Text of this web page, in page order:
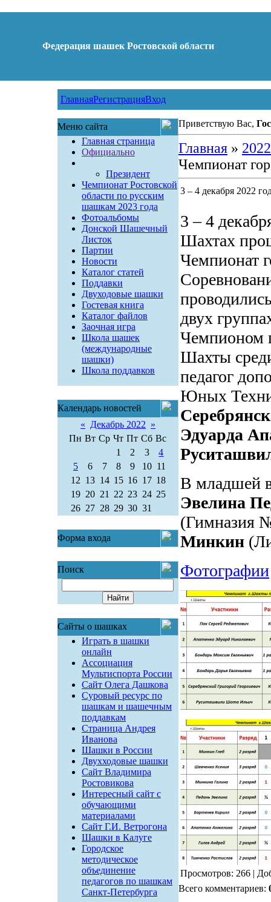
Федерация шашек Ростовской области
ГлавнаяРегистрацияВход
Меню сайта
Главная страница
Официально
Президент
Чемпионат Ростовской
области по русским
шашкам 2023 года
Фотоальбомы
Донской Шашечный
Листок
Партии
Новости
Каталог статей
Поддавки
Двуходовые шашки
Гостевая книга
Каталог файлов
Заочная игра
Школа шашек
(международные
шашки)
Школа поддавков
Календарь новостей
« Декабрь 2022 »
Пн Вт Ср Чт Пт Сб Вс
1
2 3
4
5
6 7 8 9 10 11
12 13 14 15 16 17 18
19 20 21 22 23 24 25
26 27 28 29 30 31
Форма входа
Поиск
Сайты о шашках
Играть в шашки
онлайн
Ассоциация
Мультиспорта России
Сайт Олега Дашкова
Суровый ресурс по
шашкам и шашечным
поддавкам
Страница Андрея
Иванова
Шашки в России
Двухходовые шашки
Сайт Владимира
Ростовикова
Интересный сайт с
обучающими
материалами
Сайт Г.И. Ветрогона
Шашки в Калуге
Городское
методическое
объединение
педагогов по шашкам
Санкт-Петербурга
Приветствую Вас,
Главная» 2022
Чемпионат
3 – 4 декабря 2022
3 – 4
Шахтах
Чемпионат
двух
Чемпионом
Шахты
педагог
Юных
Эдуарда
В младшей
Эвелина
(Гимназия
Минкин
Фотографии
Просмотров: 266 |
Всего комментариев: